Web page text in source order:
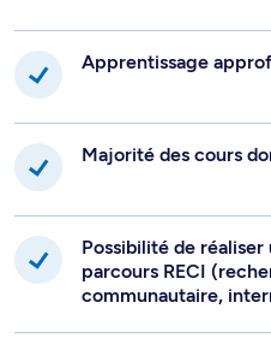
Apprentissage
Majorité des cours
Possibilité de
parcours RECI
communautaire,